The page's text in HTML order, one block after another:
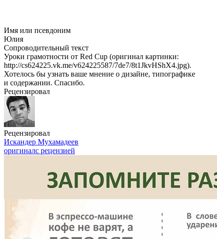
Имя или псевдоним
Юлия
Сопроводительный текст
Уроки грамотности от Red Cup (оригинал картинки:
http://cs624225.vk.me/v624225587/7de7/8t1JkvHShX4.jpg).
Хотелось бы узнать ваше мнение о дизайне, типографике
и содержании. Спасибо.
Рецензировал
Рецензировал
Искандер Мухамадеев
оригиналс рецензией